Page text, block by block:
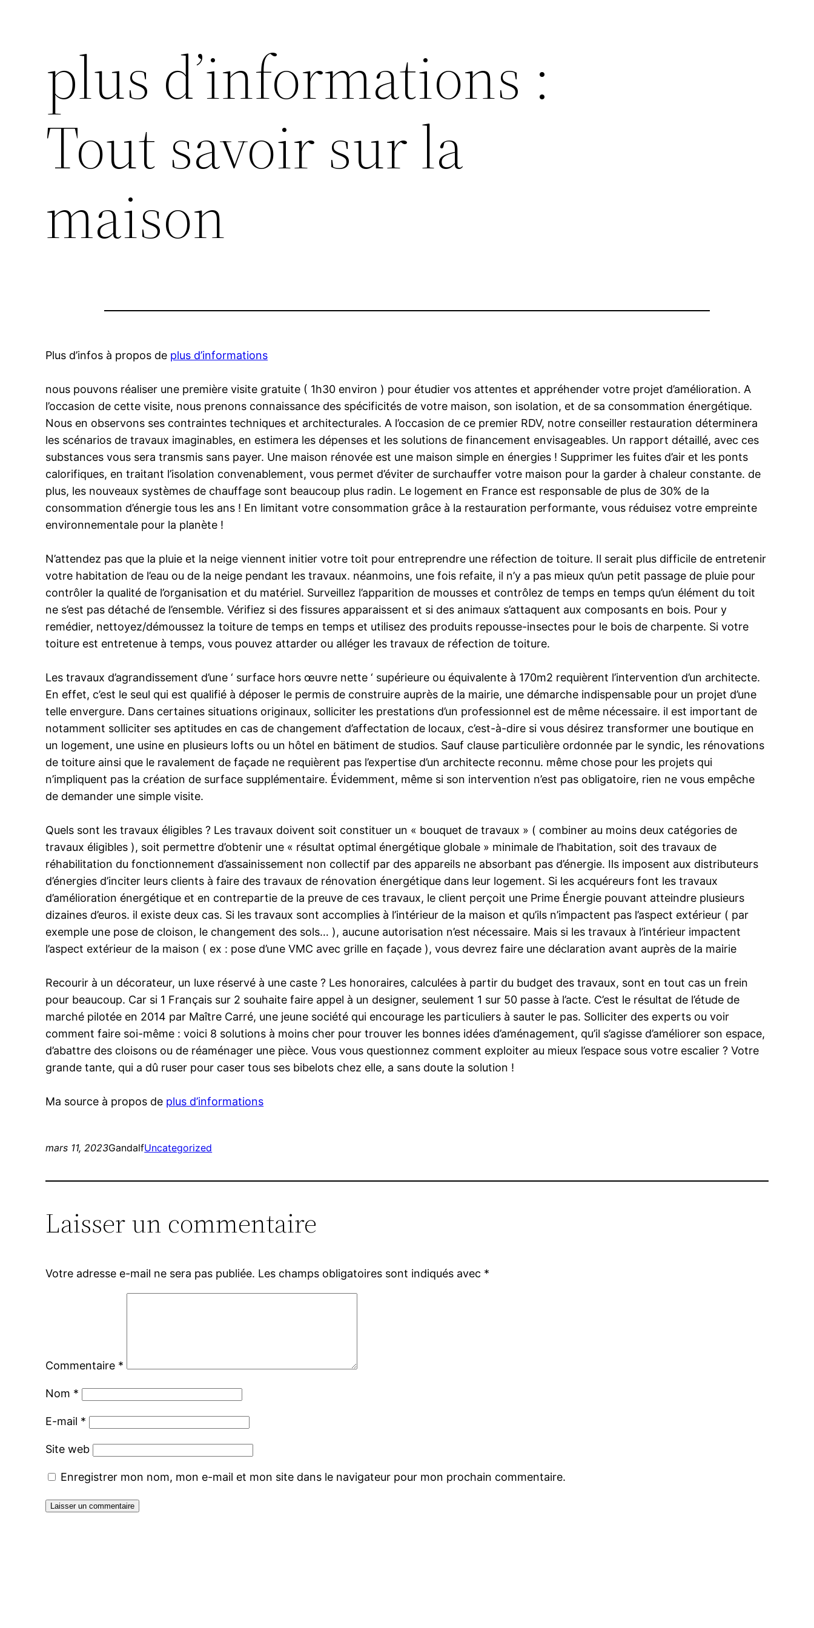
plus d’informations :
Tout savoir sur la
maison
Plus d’infos à propos de plus d’informations
nous pouvons réaliser une première visite gratuite ( 1h30 environ ) pour étudier vos attentes et appréhender votre projet d’amélioration. A
l’occasion de cette visite, nous prenons connaissance des spécificités de votre maison, son isolation, et de sa consommation énergétique.
Nous en observons ses contraintes techniques et architecturales. A l’occasion de ce premier RDV, notre conseiller restauration déterminera
les scénarios de travaux imaginables, en estimera les dépenses et les solutions de financement envisageables. Un rapport détaillé, avec ces
substances vous sera transmis sans payer. Une maison rénovée est une maison simple en énergies ! Supprimer les fuites d’air et les ponts
calorifiques, en traitant l’isolation convenablement, vous permet d’éviter de surchauffer votre maison pour la garder à chaleur constante. de
plus, les nouveaux systèmes de chauffage sont beaucoup plus radin. Le logement en France est responsable de plus de 30% de la
consommation d’énergie tous les ans ! En limitant votre consommation grâce à la restauration performante, vous réduisez votre empreinte
environnementale pour la planète !
N’attendez pas que la pluie et la neige viennent initier votre toit pour entreprendre une réfection de toiture. Il serait plus difficile de entretenir
votre habitation de l’eau ou de la neige pendant les travaux. néanmoins, une fois refaite, il n’y a pas mieux qu’un petit passage de pluie pour
contrôler la qualité de l’organisation et du matériel. Surveillez l’apparition de mousses et contrôlez de temps en temps qu’un élément du toit
ne s’est pas détaché de l’ensemble. Vérifiez si des fissures apparaissent et si des animaux s’attaquent aux composants en bois. Pour y
remédier, nettoyez/démoussez la toiture de temps en temps et utilisez des produits repousse-insectes pour le bois de charpente. Si votre
toiture est entretenue à temps, vous pouvez attarder ou alléger les travaux de réfection de toiture.
Les travaux d’agrandissement d’une ‘ surface hors œuvre nette ‘ supérieure ou équivalente à 170m2 requièrent l’intervention d’un architecte.
En effet, c’est le seul qui est qualifié à déposer le permis de construire auprès de la mairie, une démarche indispensable pour un projet d’une
telle envergure. Dans certaines situations originaux, solliciter les prestations d’un professionnel est de même nécessaire. il est important de
notamment solliciter ses aptitudes en cas de changement d’affectation de locaux, c’est-à-dire si vous désirez transformer une boutique en
un logement, une usine en plusieurs lofts ou un hôtel en bätiment de studios. Sauf clause particulière ordonnée par le syndic, les rénovations
de toiture ainsi que le ravalement de façade ne requièrent pas l’expertise d’un architecte reconnu. même chose pour les projets qui
n’impliquent pas la création de surface supplémentaire. Évidemment, même si son intervention n’est pas obligatoire, rien ne vous empêche
de demander une simple visite.
Quels sont les travaux éligibles ? Les travaux doivent soit constituer un « bouquet de travaux » ( combiner au moins deux catégories de
travaux éligibles ), soit permettre d’obtenir une « résultat optimal énergétique globale » minimale de l’habitation, soit des travaux de
réhabilitation du fonctionnement d’assainissement non collectif par des appareils ne absorbant pas d’énergie. Ils imposent aux distributeurs
d’énergies d’inciter leurs clients à faire des travaux de rénovation énergétique dans leur logement. Si les acquéreurs font les travaux
d’amélioration énergétique et en contrepartie de la preuve de ces travaux, le client perçoit une Prime Énergie pouvant atteindre plusieurs
dizaines d’euros. il existe deux cas. Si les travaux sont accomplies à l’intérieur de la maison et qu’ils n’impactent pas l’aspect extérieur ( par
exemple une pose de cloison, le changement des sols… ), aucune autorisation n’est nécessaire. Mais si les travaux à l’intérieur impactent
l’aspect extérieur de la maison ( ex : pose d’une VMC avec grille en façade ), vous devrez faire une déclaration avant auprès de la mairie
Recourir à un décorateur, un luxe réservé à une caste ? Les honoraires, calculées à partir du budget des travaux, sont en tout cas un frein
pour beaucoup. Car si 1 Français sur 2 souhaite faire appel à un designer, seulement 1 sur 50 passe à l’acte. C’est le résultat de l’étude de
marché pilotée en 2014 par Maître Carré, une jeune société qui encourage les particuliers à sauter le pas. Solliciter des experts ou voir
comment faire soi-même : voici 8 solutions à moins cher pour trouver les bonnes idées d’aménagement, qu’il s’agisse d’améliorer son espace,
d’abattre des cloisons ou de réaménager une pièce. Vous vous questionnez comment exploiter au mieux l’espace sous votre escalier ? Votre
grande tante, qui a dû ruser pour caser tous ses bibelots chez elle, a sans doute la solution !
Ma source à propos de plus d’informations
mars 11, 2023GandalfUncategorized
Laisser un commentaire
Votre adresse e-mail ne sera pas publiée. Les champs obligatoires sont indiqués avec *
Commentaire *
Nom *
E-mail *
Site web
Enregistrer mon nom, mon e-mail et mon site dans le navigateur pour mon prochain commentaire.